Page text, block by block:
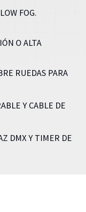
FOG.
O ALTA
RUEDAS PARA
Y CABLE DE
DMX Y TIMER DE